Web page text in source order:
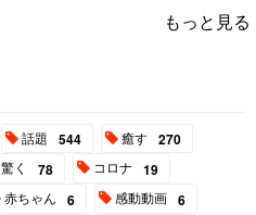
もっと見る
話題 544 癒す 270
驚く 78 コロナ 19
赤ちゃん 6 感動動画 6